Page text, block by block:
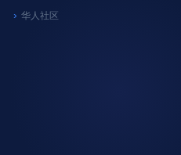
！9月8日前未使用官
华人社区